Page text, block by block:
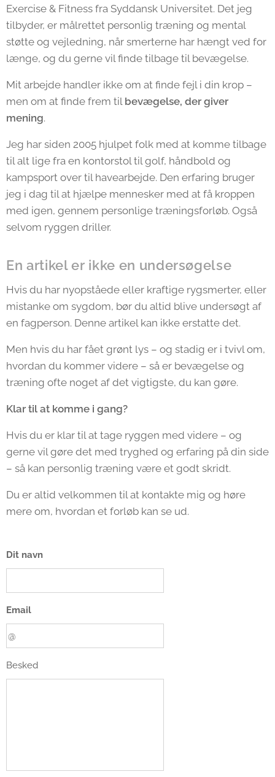
Exercise & Fitness fra Syddansk Universitet. Det jeg
tilbyder, er målrettet personlig træning og mental
støtte og vejledning, når smerterne har hængt ved for
længe, og du gerne vil finde tilbage til bevægelse.
Mit arbejde handler ikke om at finde fejl i din krop –
men om at finde frem til bevægelse, der giver
mening.
Jeg har siden 2005 hjulpet folk med at komme tilbage
til alt lige fra en kontorstol til golf, håndbold og
kampsport over til havearbejde. Den erfaring bruger
jeg i dag til at hjælpe mennesker med at få kroppen
med igen, gennem personlige træningsforløb. Også
selvom ryggen driller.
En artikel er ikke en undersøgelse
Hvis du har nyopståede eller kraftige rygsmerter, eller
mistanke om sygdom, bør du altid blive undersøgt af
en fagperson. Denne artikel kan ikke erstatte det.
Men hvis du har fået grønt lys – og stadig er i tvivl om,
hvordan du kommer videre – så er bevægelse og
træning ofte noget af det vigtigste, du kan gøre.
Klar til at komme i gang?
Hvis du er klar til at tage ryggen med videre – og
gerne vil gøre det med tryghed og erfaring på din side
– så kan personlig træning være et godt skridt.
Du er altid velkommen til at kontakte mig og høre
mere om, hvordan et forløb kan se ud.
Dit navn
Email
Besked